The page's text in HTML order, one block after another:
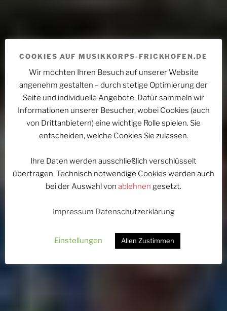
COOKIES AUF MUSIKKORPS-FRICKHOFEN.DE
Wir möchten Ihren Besuch auf unserer Website
angenehm gestalten – durch stetige Optimierung der
Seite und individuelle Angebote. Dafür sammeln wir
Informationen unserer Besucher, wobei Cookies (auch
von Drittanbietern) eine wichtige Rolle spielen. Sie
entscheiden, welche Cookies Sie zulassen.
Ihre Daten werden ausschließlich verschlüsselt
übertragen. Technisch notwendige Cookies werden auch
bei der Auswahl von ablehnen gesetzt.
Impressum Datenschutzerklärung
Einstellungen Allen Zustimmen